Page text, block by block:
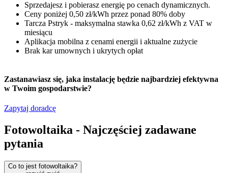
Sprzedajesz i pobierasz energię po cenach dynamicznych.
Ceny poniżej 0,50 zł/kWh przez ponad 80% doby
Tarcza Pstryk - maksymalna stawka 0,62 zł/kWh z VAT w
miesiącu
Aplikacja mobilna z cenami energii i aktualne zużycie
Brak kar umownych i ukrytych opłat
Zastanawiasz się, jaka instalację będzie najbardziej efektywna
w Twoim gospodarstwie?
Zapytaj doradcę
Fotowoltaika - Najczęściej zadawane
pytania
Co to jest fotowoltaika?